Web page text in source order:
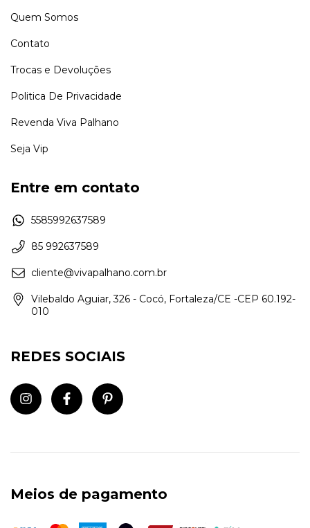
Quem Somos
Contato
Trocas e Devoluções
Politica De Privacidade
Revenda Viva Palhano
Seja Vip
Entre em contato
5585992637589
85 992637589
cliente@vivapalhano.com.br
Vilebaldo Aguiar, 326 - Cocó, Fortaleza/CE -CEP 60.192-
010
REDES SOCIAIS
Meios de pagamento